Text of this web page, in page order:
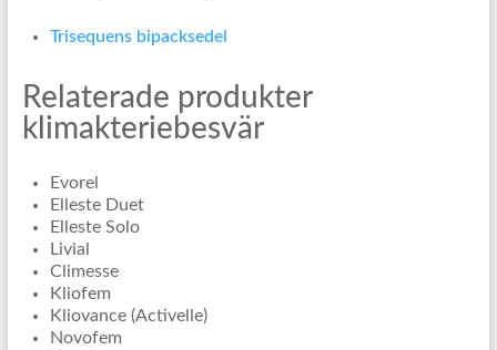
Trisequens bipacksedel
Relaterade produkter
klimakteriebesvär
Evorel
Elleste Duet
Elleste Solo
Livial
Climesse
Kliofem
Kliovance (Activelle)
Novofem